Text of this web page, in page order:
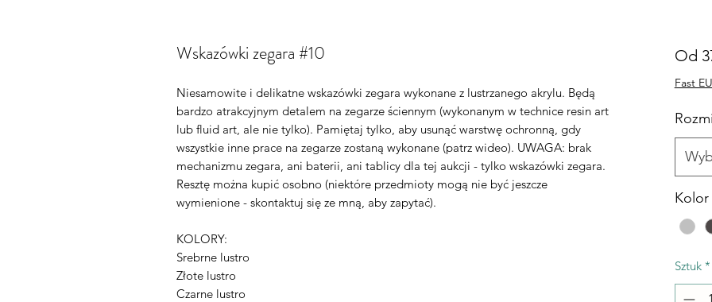
Wskazówki zegara #10
Niesamowite i delikatne wskazówki zegara wykonane z lustrzanego akrylu. Będą
bardzo atrakcyjnym detalem na zegarze ściennym (wykonanym w technice resin art
lub fluid art, ale nie tylko). Pamiętaj tylko, aby usunąć warstwę ochronną, gdy
wszystkie inne prace na zegarze zostaną wykonane (patrz wideo). UWAGA: brak
mechanizmu zegara, ani baterii, ani tablicy dla tej aukcji - tylko wskazówki zegara.
Resztę można kupić osobno (niektóre przedmioty mogą nie być jeszcze
wymienione - skontaktuj się ze mną, aby zapytać).
KOLORY:
Srebrne lustro
Złote lustro
Czarne lustro
Od
Fast
Kolor
Sztuk *